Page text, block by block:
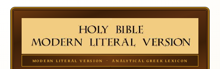
MODERN LITERAL VERSION · ANALYTICAL GREEK LEXICON